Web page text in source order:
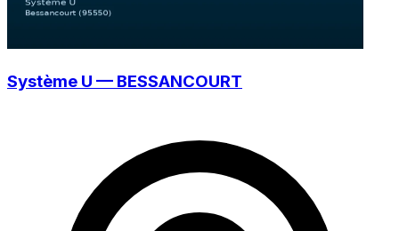
Système U — BESSANCOURT